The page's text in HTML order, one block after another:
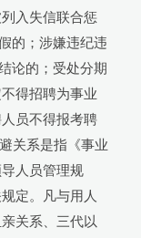
入失信联合惩
的；涉嫌违纪违
论的；受处分期
得招聘为事业
员不得报考聘
关系是指《事业
人员管理规
定。凡与用人
关系、三代以